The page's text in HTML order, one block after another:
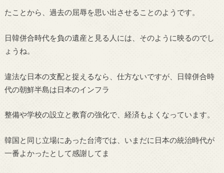
たことから、過去の屈辱を思い出させることのようです。
日韓併合時代を負の遺産と見る人には、そのように映るのでし
ょうね。
違法な日本の支配と捉えるなら、仕方ないですが、日韓併合時
代の朝鮮半島は日本のインフラ
整備や学校の設立と教育の強化で、経済もよくなっています。
韓国と同じ立場にあった台湾では、いまだに日本の統治時代が
一番よかったとして感謝してま